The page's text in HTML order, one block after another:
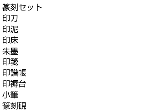
篆刻セット
印刀
印泥
印床
朱墨
印箋
印譜帳
印褥台
小筆
篆刻硯